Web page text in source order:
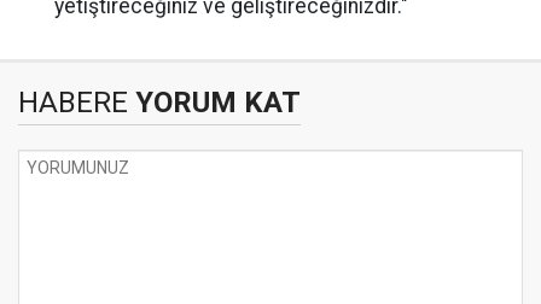
yetiştireceğiniz ve geliştireceğinizdir."
HABERE YORUM KAT